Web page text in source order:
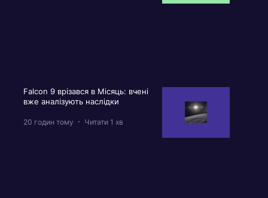
Falcon 9 врізався в Місяць: вчені
вже аналізують наслідки
20 годин тому Читати 1 хв